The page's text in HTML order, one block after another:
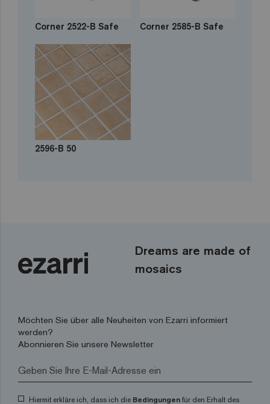
Corner 2522-B Safe Corner 2585-B Safe
2596-B 50
Dreams are made of
mosaics
Möchten Sie über alle Neuheiten von Ezarri informiert
werden?
Abonnieren Sie unsere Newsletter
Hiermit erkläre ich, dass ich die Bedingungen für den Erhalt des